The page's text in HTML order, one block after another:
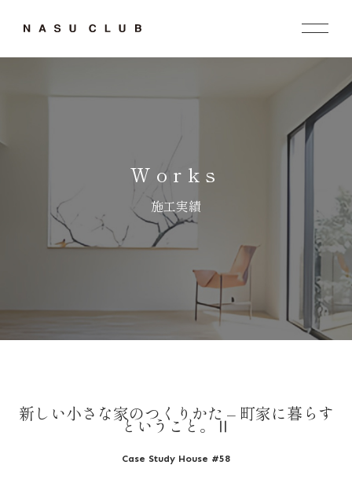
Works
施工実績
新しい小さな家のつくりかた – 町家に暮らす
ということ。Ⅱ
Case Study House #58